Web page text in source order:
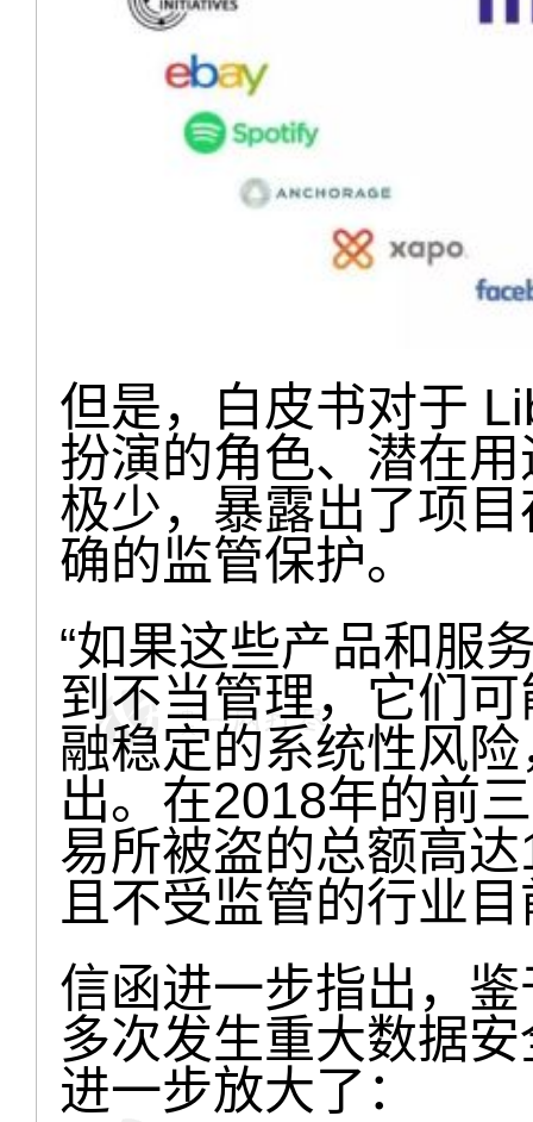
但是，白皮书对于
扮演的角色、潜在
极少，暴露出了项
确的监管保护。
“如果这些产品和服
到不当管理，它们
融稳定的系统性风
出。在2018年的前
易所被盗的总额高
且不受监管的行业
信函进一步指出，
多次发生重大数据
进一步放大了：